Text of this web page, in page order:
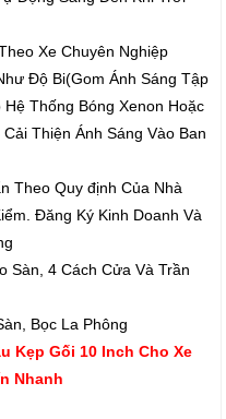
Xe Chuyên Nghiệp
Độ Bi(Gom Ánh Sáng Tập
Thống Bóng Xenon Hoặc
Thiện Ánh Sáng Vào Ban
Theo Quy định Của Nhà
Đăng Ký Kinh Doanh Và
Sàn, 4 Cách Cửa Và Trần
Bọc La Phông
Kẹp Gối 10 Inch Cho Xe
Nhanh